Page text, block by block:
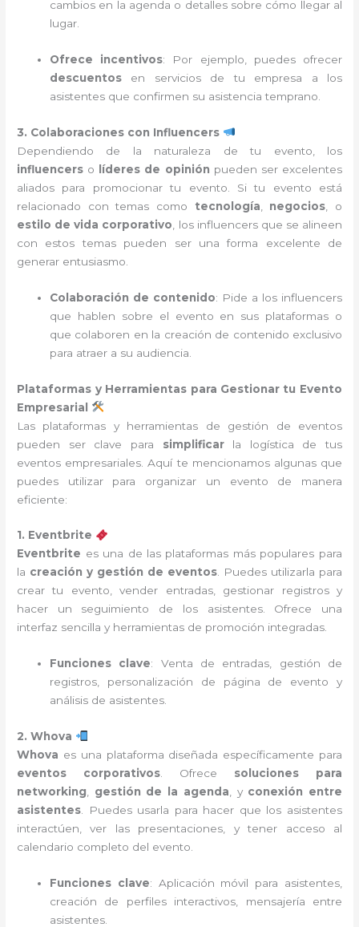
cambios en la agenda o detalles sobre cómo llegar al
lugar.
Ofrece incentivos: Por ejemplo, puedes ofrecer
descuentos en servicios de tu empresa a los
asistentes que confirmen su asistencia temprano.
3. Colaboraciones con Influencers
Dependiendo de la naturaleza de tu evento, los
influencers o líderes de opinión pueden ser excelentes
aliados para promocionar tu evento. Si tu evento está
relacionado con temas como tecnología negocios , o
estilo de vida corporativo , los influencers que se alineen
con estos temas pueden ser una forma excelente de
generar entusiasmo.
Colaboración de contenido: Pide a los influencers
que hablen sobre el evento en sus plataformas o
que colaboren en la creación de contenido exclusivo
para atraer a su audiencia.
Plataformas y Herramientas para Gestionar tu Evento
Empresarial
Las plataformas y herramientas de gestión de eventos
pueden ser clave para simplificarla logística de tus
eventos empresariales. Aquí te mencionamos algunas que
puedes utilizar para organizar un evento de manera
eficiente:
1. Eventbrite
Eventbrite es una de las plataformas más populares para
la creación y gestión de eventos. Puedes utilizarla para
crear tu evento, vender entradas, gestionar registros y
hacer un seguimiento de los asistentes. Ofrece una
interfaz sencilla y herramientas de promoción integradas.
Funciones clave: Venta de entradas, gestión de
registros, personalización de página de evento y
análisis de asistentes.
2. Whova
Whova es una plataforma diseñada específicamente para
eventos corporativos . Ofrece soluciones para
networking
gestión de la agenda , y conexión entre
asistentes . Puedes usarla para hacer que los asistentes
interactúen, ver las presentaciones, y tener acceso al
calendario completo del evento.
Funciones clave: Aplicación móvil para asistentes,
creación de perfiles interactivos, mensajería entre
asistentes.